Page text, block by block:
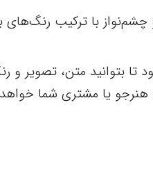
و چشم‌نواز با ترکیب
تا بتوانید متن،
یا مشتری شما